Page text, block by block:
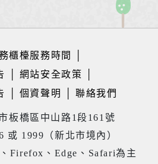
櫃檯服務時間
網站安全政策
個資聲明 │聯絡我們
板橋區中山路1段161號
或 1999（新北市境內）
Firefox、Edge、Safari為主